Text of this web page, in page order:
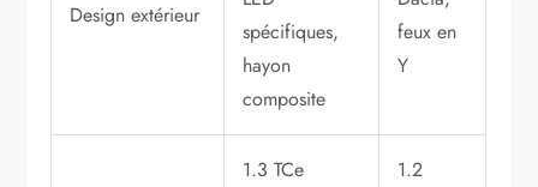
Design extérieur
spécifiques,
hayon
composite
feux en
Y
1.3 TCe
1.2